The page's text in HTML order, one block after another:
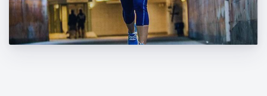
Στο Ζάππειο με την Μάντη!